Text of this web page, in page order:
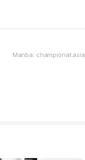
Manba: championat.asia